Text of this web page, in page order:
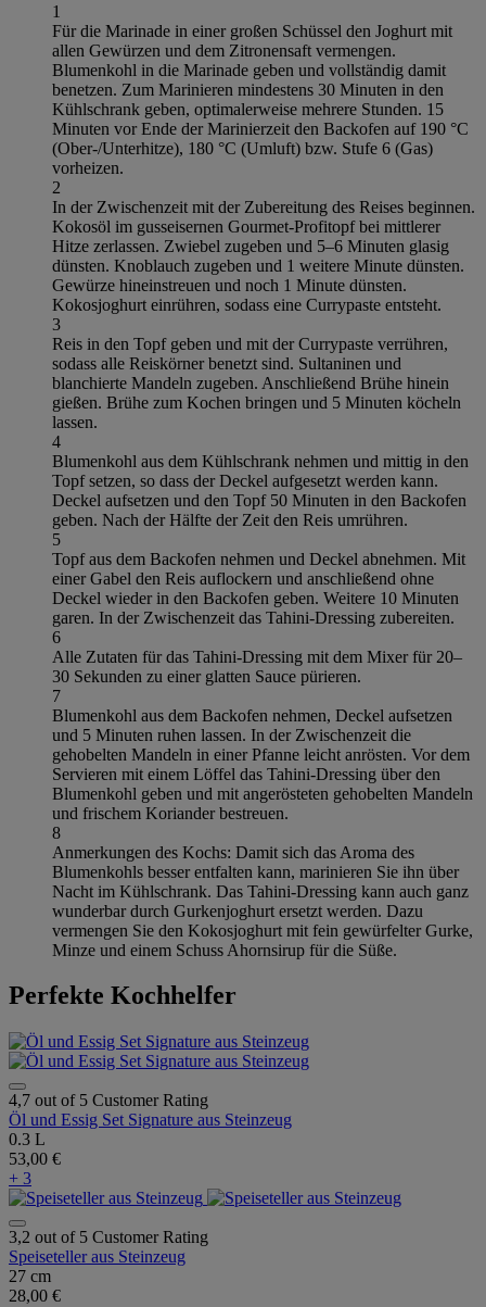
1
Für die Marinade in einer großen Schüssel den Joghurt mit
allen Gewürzen und dem Zitronensaft vermengen.
Blumenkohl in die Marinade geben und vollständig damit
benetzen. Zum Marinieren mindestens 30 Minuten in den
Kühlschrank geben, optimalerweise mehrere Stunden. 15
Minuten vor Ende der Marinierzeit den Backofen auf 190 °C
(Ober-/Unterhitze), 180 °C (Umluft) bzw. Stufe 6 (Gas)
vorheizen.
2
In der Zwischenzeit mit der Zubereitung des Reises beginnen.
Kokosöl im gusseisernen Gourmet-Profitopf bei mittlerer
Hitze zerlassen. Zwiebel zugeben und 5–6 Minuten glasig
dünsten. Knoblauch zugeben und 1 weitere Minute dünsten.
Gewürze hineinstreuen und noch 1 Minute dünsten.
Kokosjoghurt einrühren, sodass eine Currypaste entsteht.
3
Reis in den Topf geben und mit der Currypaste verrühren,
sodass alle Reiskörner benetzt sind. Sultaninen und
blanchierte Mandeln zugeben. Anschließend Brühe hinein
gießen. Brühe zum Kochen bringen und 5 Minuten köcheln
lassen.
4
Blumenkohl aus dem Kühlschrank nehmen und mittig in den
Topf setzen, so dass der Deckel aufgesetzt werden kann.
Deckel aufsetzen und den Topf 50 Minuten in den Backofen
geben. Nach der Hälfte der Zeit den Reis umrühren.
5
Topf aus dem Backofen nehmen und Deckel abnehmen. Mit
einer Gabel den Reis auflockern und anschließend ohne
Deckel wieder in den Backofen geben. Weitere 10 Minuten
garen. In der Zwischenzeit das Tahini-Dressing zubereiten.
6
Alle Zutaten für das Tahini-Dressing mit dem Mixer für 20–
30 Sekunden zu einer glatten Sauce pürieren.
7
Blumenkohl aus dem Backofen nehmen, Deckel aufsetzen
und 5 Minuten ruhen lassen. In der Zwischenzeit die
gehobelten Mandeln in einer Pfanne leicht anrösten. Vor dem
Servieren mit einem Löffel das Tahini-Dressing über den
Blumenkohl geben und mit angerösteten gehobelten Mandeln
und frischem Koriander bestreuen.
8
Anmerkungen des Kochs: Damit sich das Aroma des
Blumenkohls besser entfalten kann, marinieren Sie ihn über
Nacht im Kühlschrank. Das Tahini-Dressing kann auch ganz
wunderbar durch Gurkenjoghurt ersetzt werden. Dazu
vermengen Sie den Kokosjoghurt mit fein gewürfelter Gurke,
Minze und einem Schuss Ahornsirup für die Süße.
Perfekte Kochhelfer
4,7 out of 5 Customer Rating
Öl und Essig Set Signature aus Steinzeug
0.3 L
53,00 €
+ 3
3,2 out of 5 Customer Rating
Speiseteller aus Steinzeug
27 cm
28,00 €